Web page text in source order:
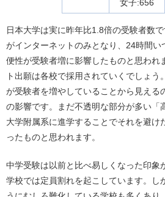
女子:656
日本大学は実に昨年比1.8倍の受験者数
がインターネットのみとなり、24時間い
便性が受験者増に影響したものと思われ
ト出願は各校で採用されていくでしょ
が受験者を増やしていることから見える
の影響です。まだ不透明な部分が多い「
大学附属系に進学することでそれを避け
ったものと思われます。
中学受験は以前と比べ易しくなった印象
学校では定員割れを起こしています。し